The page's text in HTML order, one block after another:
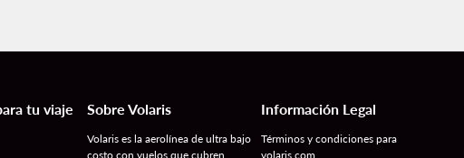
tu viaje Sobre Volaris
Volaris es la aerolínea de ultra bajo
costo con vuelos que cubren
Información Legal
Términos y condiciones para
volaris.com